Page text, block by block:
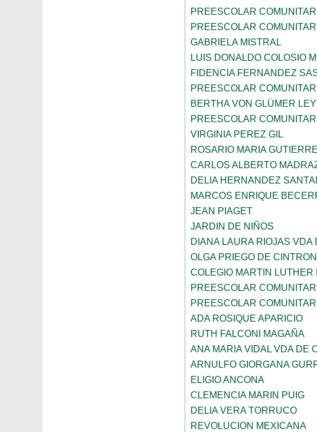
PREESCOLAR
PREESCOLAR
GABRIELA MISTRAL
LUIS DONALDO COLOSIO
FIDENCIA FERNANDEZ
PREESCOLAR
BERTHA VON GLÜMER
PREESCOLAR
VIRGINIA PEREZ GIL
ROSARIO MARIA
CARLOS ALBERTO
DELIA HERNANDEZ
MARCOS ENRIQUE
JEAN PIAGET
JARDIN DE NIÑOS
DIANA LAURA RIOJAS VDA
OLGA PRIEGO DE CINTRON
COLEGIO MARTIN LUTHER
PREESCOLAR
PREESCOLAR
ADA ROSIQUE APARICIO
RUTH FALCONI MAGAÑA
ANA MARIA VIDAL VDA DE
ARNULFO GIORGANA
ELIGIO ANCONA
CLEMENCIA MARIN PUIG
DELIA VERA TORRUCO
REVOLUCION MEXICANA